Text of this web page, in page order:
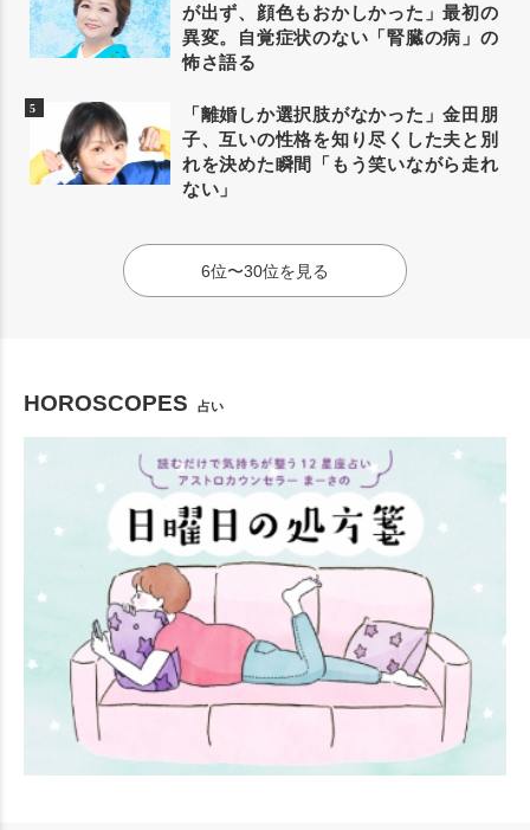
が出ず、顔色もおかしかった」最初の
異変。自覚症状のない「腎臓の病」の
怖さ語る
「離婚しか選択肢がなかった」金田朋
子、互いの性格を知り尽くした夫と別
れを決めた瞬間「もう笑いながら走れ
ない」
6位〜30位を見る
HOROSCOPES 占い